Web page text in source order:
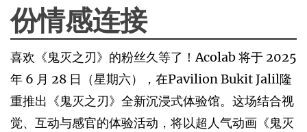
份情感连接
喜欢《鬼灭之刃》的粉丝久等了！Acolab 将于 2025
年 6 月 28 日（星期六），在Pavilion Bukit Jalil隆
重推出《鬼灭之刃》全新沉浸式体验馆。这场结合视
觉、互动与感官的体验活动，将以超人气动画《鬼灭